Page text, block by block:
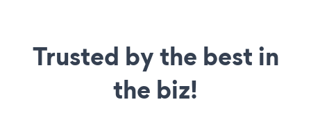
Trusted by the best in
the biz!